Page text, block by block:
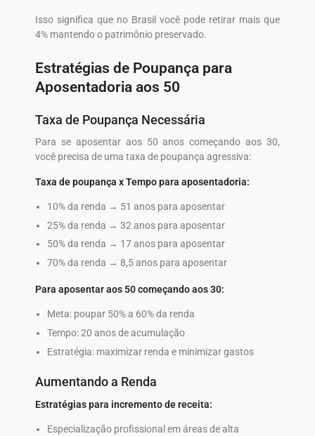
Isso significa que no Brasil você pode retirar mais que
4% mantendo o patrimônio preservado.
Estratégias de Poupança para
Aposentadoria aos 50
Taxa de Poupança Necessária
Para se aposentar aos 50 anos começando aos 30,
você precisa de uma taxa de poupança agressiva:
Taxa de poupança x Tempo para aposentadoria:
10% da renda → 51 anos para aposentar
25% da renda → 32 anos para aposentar
50% da renda → 17 anos para aposentar
70% da renda → 8,5 anos para aposentar
Para aposentar aos 50 começando aos 30:
Meta: poupar 50% a 60% da renda
Tempo: 20 anos de acumulação
Estratégia: maximizar renda e minimizar gastos
Aumentando a Renda
Estratégias para incremento de receita:
Especialização profissional em áreas de alta